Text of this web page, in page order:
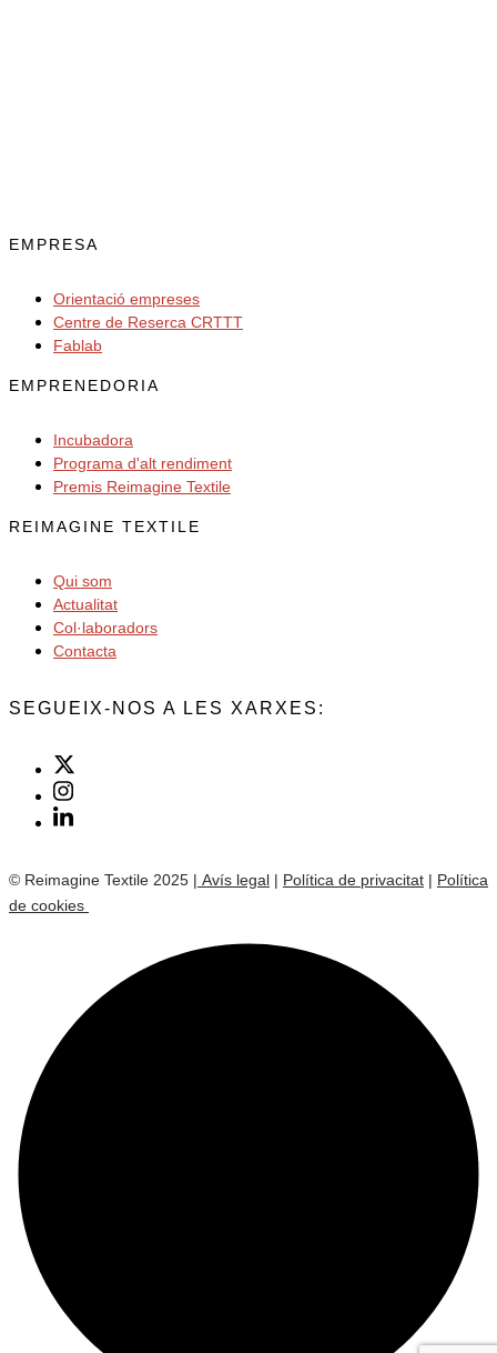
EMPRESA
Orientació empreses
Centre de Reserca CRTTT
Fablab
EMPRENEDORIA
Incubadora
Programa d'alt rendiment
Premis Reimagine Textile
REIMAGINE TEXTILE
Qui som
Actualitat
Col·laboradors
Contacta
SEGUEIX-NOS A LES XARXES:
© Reimagine Textile 2025 | Avís legal | Política de privacitat | Política
de cookies